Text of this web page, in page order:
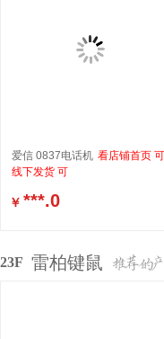
爱信 0837电话机 看店铺首页 可
线下发货 可
￥ ***.0
23F 雷柏键鼠